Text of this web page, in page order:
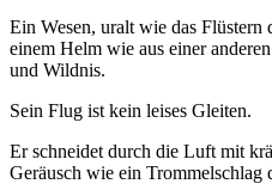
Ein Wesen, uralt wie das Flüstern
einem Helm wie aus einer
und Wildnis.
Sein Flug ist kein leises Gleiten.
Er schneidet durch die Luft mit
Geräusch wie ein Trommelschlag